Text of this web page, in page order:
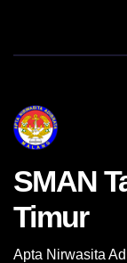
SMAN
Timur
Apta Nirwasita